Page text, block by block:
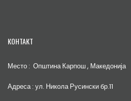
КОНТАКТ
Место : Општина Карпош , Македонија
Адреса : ул. Никола Русински бр.11